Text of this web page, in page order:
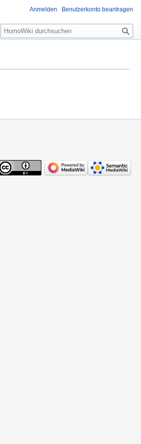
Anmelden Benutzerkonto beantragen
Suche